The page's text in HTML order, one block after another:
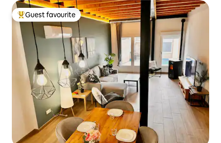
Top guest favourite
Guest favourite